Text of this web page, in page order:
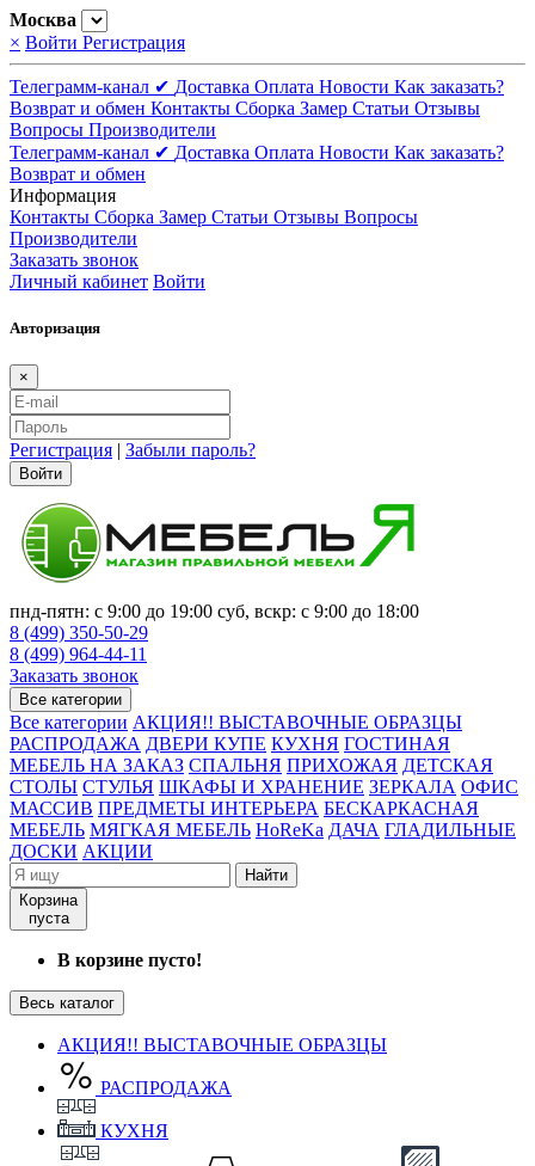
Москва
× Войти Регистрация
Телеграмм-канал ✔ Доставка Оплата Новости Как заказать?
Возврат и обмен Контакты Сборка Замер Статьи Отзывы
Вопросы Производители
Телеграмм-канал ✔ Доставка Оплата Новости Как заказать?
Возврат и обмен
Информация
Контакты Сборка Замер Статьи Отзывы Вопросы
Производители
Заказать звонок
Личный кабинет Войти
Авторизация
×
Регистрация | Забыли пароль?
Войти
пнд-пятн: с 9:00 до 19:00 суб, вскр: с 9:00 до 18:00
8 (499) 350-50-29
8 (499) 964-44-11
Заказать звонок
Все категории
Все категории АКЦИЯ!! ВЫСТАВОЧНЫЕ ОБРАЗЦЫ
РАСПРОДАЖА ДВЕРИ КУПЕ КУХНЯ ГОСТИНАЯ
МЕБЕЛЬ НА ЗАКАЗ СПАЛЬНЯ ПРИХОЖАЯ ДЕТСКАЯ
СТОЛЫ СТУЛЬЯ ШКАФЫ И ХРАНЕНИЕ ЗЕРКАЛА ОФИС
МАССИВ ПРЕДМЕТЫ ИНТЕРЬЕРА БЕСКАРКАСНАЯ
МЕБЕЛЬ МЯГКАЯ МЕБЕЛЬ HoReKa ДАЧА ГЛАДИЛЬНЫЕ
ДОСКИ АКЦИИ
Найти
Корзина
пуста
В корзине пусто!
Весь каталог
АКЦИЯ!! ВЫСТАВОЧНЫЕ ОБРАЗЦЫ
РАСПРОДАЖА
КУХНЯ